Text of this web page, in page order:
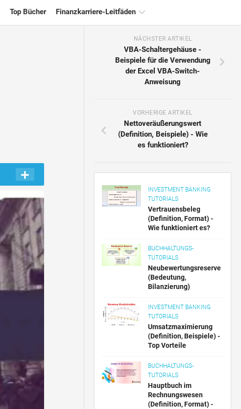
Top Bücher Finanzkarriere-Leitfäden
Finanzzertifizierung
Vollständige
NÄCHSTER ARTIKEL
VBA-Schaltergehäuse -
Beispiele für die Verwendung
der Excel VBA-Switch-
Anweisung
VORHERIGE ARTIKEL
Nettoveräußerungswert
(Definition, Beispiele) - Wie
es funktioniert?
INVESTMENT BANKING
TUTORIALS
Vertrauensbeleg
(Definition, Format) -
Wie funktioniert es?
BUCHHALTUNGS-
TUTORIALS
Neubewertungsreserve
(Bedeutung,
Bilanzierung)
INVESTMENT BANKING
TUTORIALS
Umsatzmaximierung
(Definition, Beispiele) -
Top Vorteile
BUCHHALTUNGS-
TUTORIALS
Hauptbuch im
Rechnungswesen
(Definition, Format) -